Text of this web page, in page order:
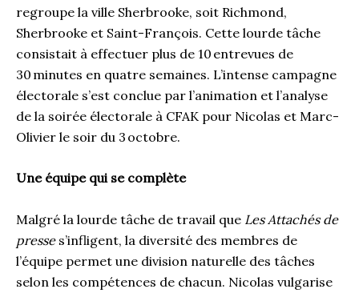
regroupe la ville Sherbrooke, soit Richmond,
Sherbrooke et Saint-François. Cette lourde tâche
consistait à effectuer plus de 10 entrevues de
30 minutes en quatre semaines. L’intense campagne
électorale s’est conclue par l’animation et l’analyse
de la soirée électorale à CFAK pour Nicolas et Marc-
Olivier le soir du 3 octobre.
Une équipe qui se complète
Malgré la lourde tâche de travail que Les Attachés de
presse s’infligent, la diversité des membres de
l’équipe permet une division naturelle des tâches
selon les compétences de chacun. Nicolas vulgarise